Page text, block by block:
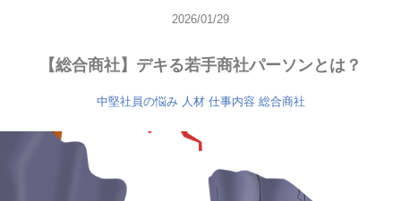
2026/01/29
【総合商社】デキる若手商社パーソンとは？
中堅社員の悩み 人材 仕事内容 総合商社